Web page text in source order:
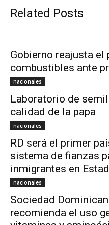
Related Posts
Gobierno reajusta el
combustibles ante
nacionales
Laboratorio de
calidad de la papa
nacionales
RD será el primer
sistema de fianzas
inmigrantes en
nacionales
Sociedad
recomienda el uso